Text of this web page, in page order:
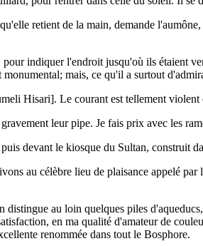
retient de la main, demande
indiquer l'endroit jusqu'où ils étaient
mais, ce qu'il a surtout
Hisari]. Le courant est tellement
leur pipe. Je fais prix avec les
devant le kiosque du Sultan, construit
au célèbre lieu de plaisance appelé
au loin quelques piles
en ma qualité d'amateur de
renommée dans tout le Bosphore.